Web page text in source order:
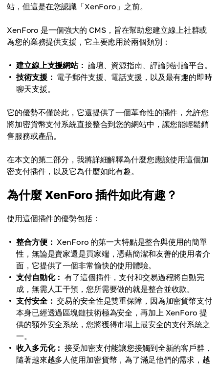
站，但這是在您認識「XenForo」之前。
XenForo 是一個強大的 CMS，旨在幫助您建立線上社群或
為您的業務提供支援，它主要應用於兩個類別：
建立線上支援網站： 論壇、資源指南、評論與討論平台。
技術支援： 電子郵件支援、電話支援，以及最有趣的即時
聊天支援。
它的優勢不僅於此，它還提供了一個革命性的插件，允許您
將加密貨幣支付系統直接整合到您的網站中，讓您能輕鬆銷
售服務或產品。
在本文的第二部分，我將詳細解釋為什麼您應該使用這個加
密支付插件，以及它為什麼如此有趣。
為什麼 XenForo 插件如此有趣？
使用這個插件的優勢包括：
整合方便： XenForo 的第一大特點是整合與使用的簡單
性，無論是賣家還是買家端，憑藉簡潔和友善的使用者介
面，它提供了一個非常愉快的使用體驗。
支付自動化： 有了這個插件，支付和交易過程將自動完
成，無需人工干預，您所需要做的就是整合並收款。
支付安全： 交易的安全性是雙重保障，因為加密貨幣支付
本身已經透過區塊鏈技術極為安全，再加上 XenForo 提
供的額外安全系統，您將獲得市場上最安全的支付系統之
一。
收入多元化： 接受加密支付能讓您接觸到全新的客戶群，
隨著越來越多人使用加密貨幣，為了滿足他們的需求，越